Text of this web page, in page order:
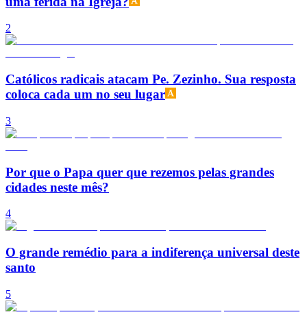
2
Católicos radicais atacam Pe. Zezinho. Sua resposta
coloca cada um no seu lugar
3
Por que o Papa quer que rezemos pelas grandes
cidades neste mês?
4
O grande remédio para a indiferença universal deste
santo
5